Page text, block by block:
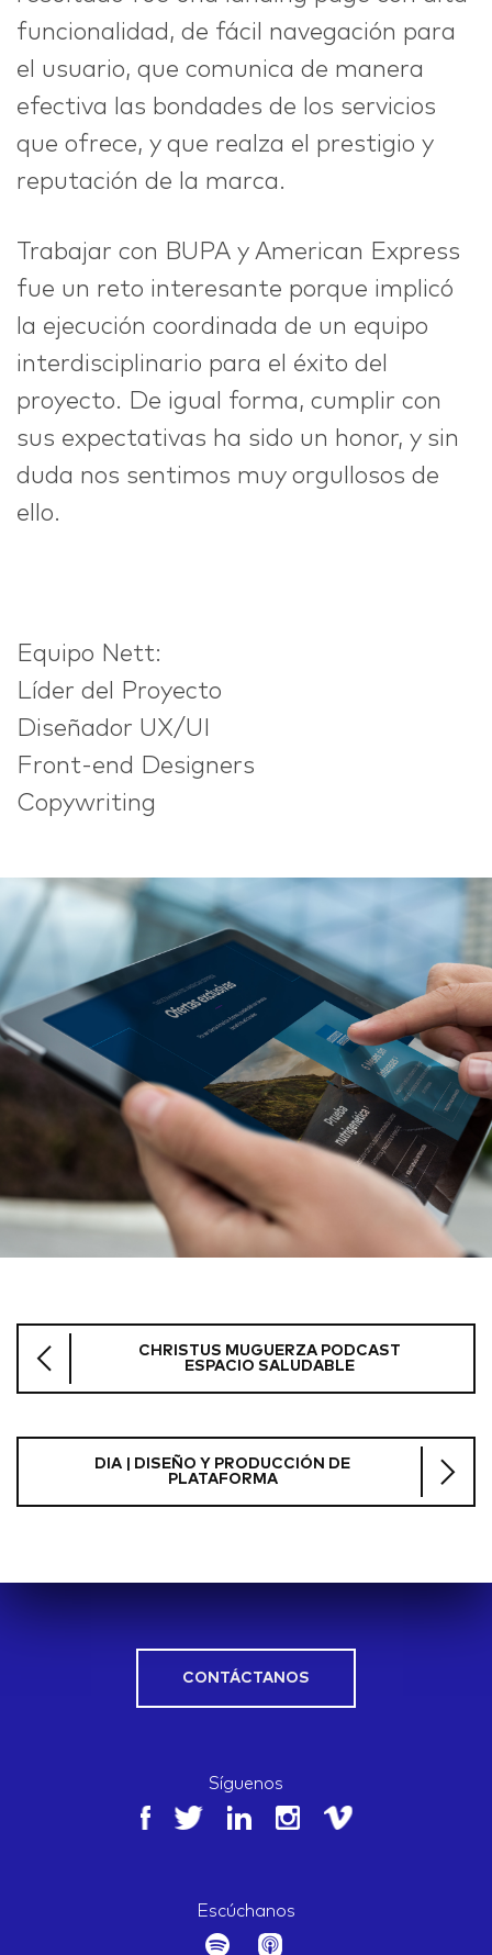
funcionalidad, de fácil navegación para
el usuario, que comunica de manera
efectiva las bondades de los servicios
que ofrece, y que realza el prestigio y
reputación de la marca.
Trabajar con BUPA y American Express
fue un reto interesante porque implicó
la ejecución coordinada de un equipo
interdisciplinario para el éxito del
proyecto. De igual forma, cumplir con
sus expectativas ha sido un honor, y sin
duda nos sentimos muy orgullosos de
ello.
Equipo Nett:
Líder del Proyecto
Diseñador UX/UI
Front-end Designers
Copywriting
CHRISTUS MUGUERZA PODCAST
ESPACIO SALUDABLE
DIA | DISEÑO Y PRODUCCIÓN DE
PLATAFORMA
CONTÁCTANOS
Síguenos
Escúchanos